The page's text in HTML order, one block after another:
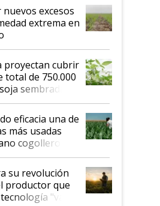
excesos
extrema en
proyectan cubrir
total de 750.000
sembradas
generación de
marcan un
en genética y
eficacia una de
más usadas
cogollero? El
tecnología clave
su revolución
productor que
"va a